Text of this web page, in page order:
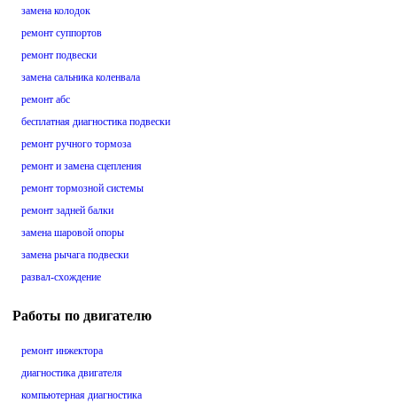
замена колодок
ремонт суппортов
ремонт подвески
замена сальника коленвала
ремонт абс
бесплатная диагностика подвески
ремонт ручного тормоза
ремонт и замена сцепления
ремонт тормозной системы
ремонт задней балки
замена шаровой опоры
замена рычага подвески
развал-схождение
Работы по двигателю
ремонт инжектора
диагностика двигателя
компьютерная диагностика